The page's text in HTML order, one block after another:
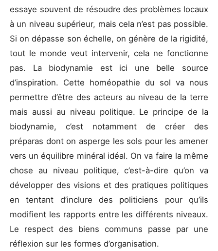
essaye souvent de résoudre des problèmes locaux
à un niveau supérieur, mais cela n’est pas possible.
Si on dépasse son échelle, on génère de la rigidité,
tout le monde veut intervenir, cela ne fonctionne
pas. La biodynamie est ici une belle source
d’inspiration. Cette homéopathie du sol va nous
permettre d’être des acteurs au niveau de la terre
mais aussi au niveau politique. Le principe de la
biodynamie, c’est notamment de créer des
préparas dont on asperge les sols pour les amener
vers un équilibre minéral idéal. On va faire la même
chose au niveau politique, c’est-à-dire qu’on va
développer des visions et des pratiques politiques
en tentant d’inclure des politiciens pour qu’ils
modifient les rapports entre les différents niveaux.
Le respect des biens communs passe par une
réflexion sur les formes d’organisation.